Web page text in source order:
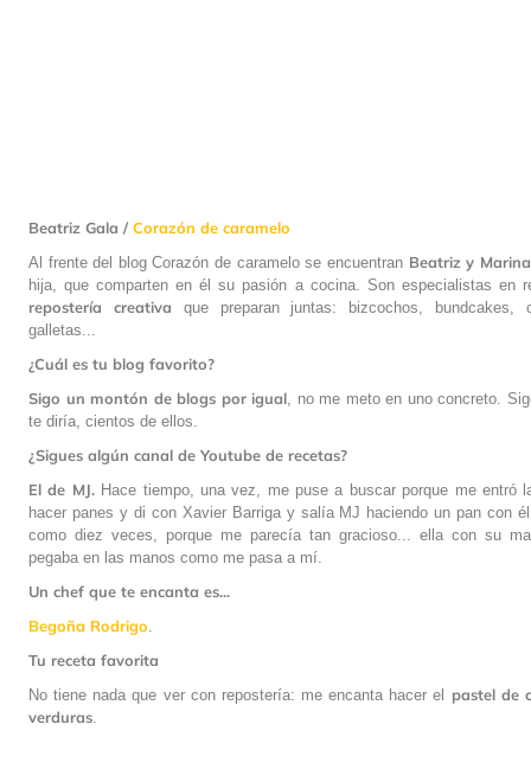
Beatriz Gala / Corazón de caramelo
Al frente del blog Corazón de caramelo se encuentran Beatriz y Marina
hija, que comparten en él su pasión a cocina. Son especialistas en
repostería creativa que preparan juntas: bizcochos, bundcakes,
galletas...
¿Cuál es tu blog favorito?
Sigo un montón de blogs por igual , no me meto en uno concreto.
te diría, cientos de ellos.
¿Sigues algún canal de Youtube de recetas?
El de MJ.Hace tiempo, una vez, me puse a buscar porque me entró
hacer panes y di con Xavier Barriga y salía MJ haciendo un pan con
como diez veces, porque me parecía tan gracioso... ella con su
pegaba en las manos como me pasa a mí.
Un chef que te encanta es...
Begoña Rodrigo
Tu receta favorita
No tiene nada que ver con repostería: me encanta hacer el pastel de
verduras